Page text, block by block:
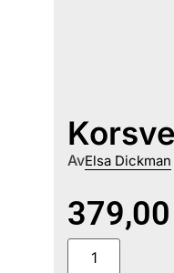
AvElsa Dickman
379,00